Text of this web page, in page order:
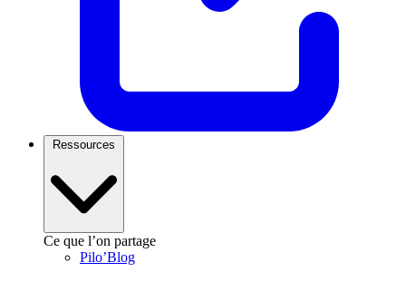
Ressources
Ce que l’on partage
Pilo’Blog